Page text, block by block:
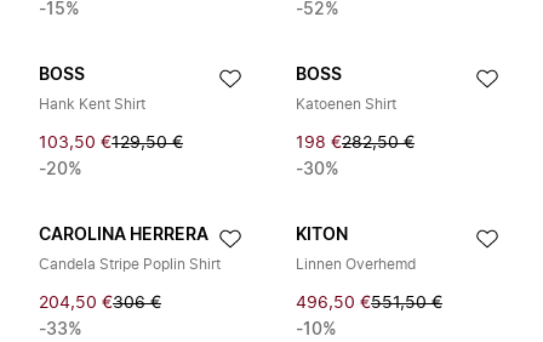
-15%
-52%
BOSS
Hank Kent Shirt
103,50 €129,50 €
-20%
BOSS
Katoenen Shirt
198 €282,50 €
-30%
CAROLINA HERRERA
Candela Stripe Poplin Shirt
204,50 €306 €
-33%
KITON
Linnen Overhemd
496,50 €551,50 €
-10%